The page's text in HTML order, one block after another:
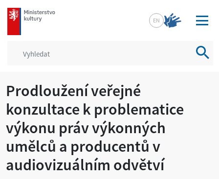
mkcr.cz
EN
Prodloužení veřejné
konzultace k problematice
výkonu práv výkonných
umělců a producentů v
audiovizuálním odvětví